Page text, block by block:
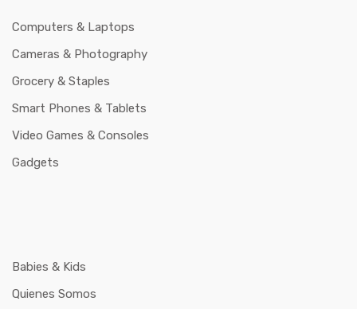
Computers & Laptops
Cameras & Photography
Grocery & Staples
Smart Phones & Tablets
Video Games & Consoles
Gadgets
Babies & Kids
Quienes Somos